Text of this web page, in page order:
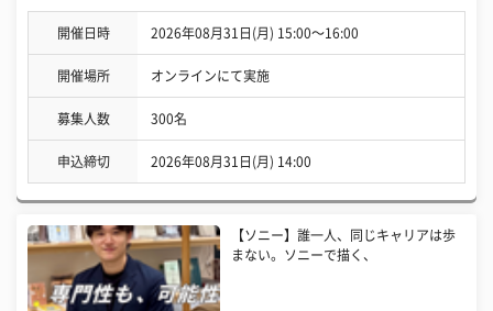
開催日時 2026年08月31日(月) 15:00〜16:00
開催場所 オンラインにて実施
募集人数 300名
申込締切 2026年08月31日(月) 14:00
【ソニー】誰一人、同じキャリアは歩
まない。ソニーで描く、